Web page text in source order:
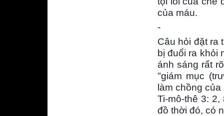
của máu.
-
Câu hỏi đặt ra
bị đuổi ra khỏi
ánh sáng rất
"giám mục
làm chồng
Ti-mô-thê 3:
đồ thời đó, có